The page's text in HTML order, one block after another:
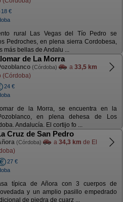
18 €
rural Las Vegas del Tío Pedro se
Pedroches, en plena sierra Cordobesa,
más bellas de Andalu ...
de La Morra
(Córdoba) a 33,5 km
(Córdoba)
24 €
de la Morra, se encuentra en la
en plena dehesa de Los
Andalucía. El cortijo fo ...
Cruz de San Pedro
(Córdoba) a 34,3 km de El
27 €
típica de Añora con 3 cuerpos de
y un amplio pasillo empedrado
de piedra de cuarz ...